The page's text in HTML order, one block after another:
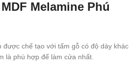
Melamine Phú
được chế tạo với tấm gỗ có độ dày khác
là phù hợp để làm cửa nhất.